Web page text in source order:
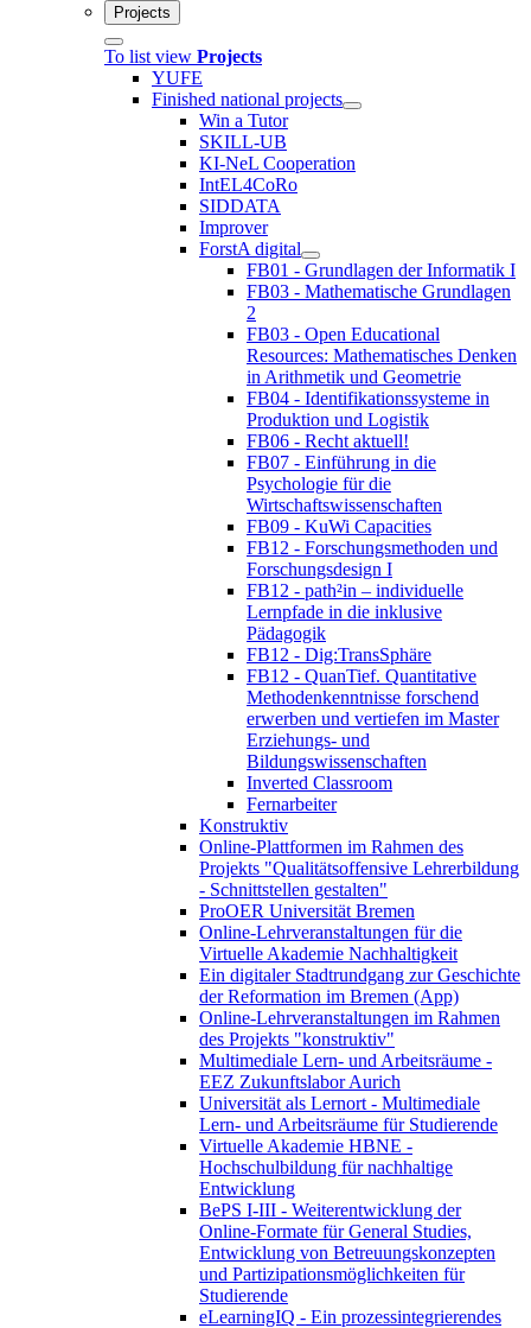
Projects
To list view Projects
YUFE
Finished national projects
Win a Tutor
SKILL-UB
KI-NeL Cooperation
IntEL4CoRo
SIDDATA
Improver
ForstA digital
FB01 - Grundlagen der Informatik I
FB03 - Mathematische Grundlagen
2
FB03 - Open Educational
Resources: Mathematisches Denken
in Arithmetik und Geometrie
FB04 - Identifikationssysteme in
Produktion und Logistik
FB06 - Recht aktuell!
FB07 - Einführung in die
Psychologie für die
Wirtschaftswissenschaften
FB09 - KuWi Capacities
FB12 - Forschungsmethoden und
Forschungsdesign I
FB12 - path²in – individuelle
Lernpfade in die inklusive
Pädagogik
FB12 - Dig:TransSphäre
FB12 - QuanTief. Quantitative
Methodenkenntnisse forschend
erwerben und vertiefen im Master
Erziehungs- und
Bildungswissenschaften
Inverted Classroom
Fernarbeiter
Konstruktiv
Online-Plattformen im Rahmen des
Projekts "Qualitätsoffensive Lehrerbildung
- Schnittstellen gestalten"
ProOER Universität Bremen
Online-Lehrveranstaltungen für die
Virtuelle Akademie Nachhaltigkeit
Ein digitaler Stadtrundgang zur Geschichte
der Reformation im Bremen (App)
Online-Lehrveranstaltungen im Rahmen
des Projekts "konstruktiv"
Multimediale Lern- und Arbeitsräume -
EEZ Zukunftslabor Aurich
Universität als Lernort - Multimediale
Lern- und Arbeitsräume für Studierende
Virtuelle Akademie HBNE -
Hochschulbildung für nachhaltige
Entwicklung
BePS I-III - Weiterentwicklung der
Online-Formate für General Studies,
Entwicklung von Betreuungskonzepten
und Partizipationsmöglichkeiten für
Studierende
eLearningIQ - Ein prozessintegrierendes